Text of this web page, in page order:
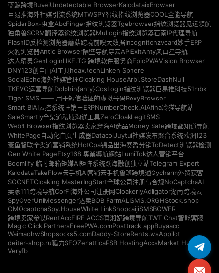
蓝鲸跨境BuveiUndetectable BrowserKalodataixBrowser
巨易推海外社媒引流系统MTWSPY智纹指纹浏览器COOL全能导航
SpiderBox-虫盒AbcFinger指纹浏览器Tgebrowser指纹浏览器见远领航
独角兽SCRM翻译器途纹浏览器MuLogin指纹浏览器石南IP代理导航
FlashID反检测浏览器蘑菇跨境前嗅大数据Incognitonzvcard妙手ERP
火豹浏览器Antic Browser隔壁导航穿云APIExitAnty风口星导航
达人精灵GenLoginLIKE.TG 跨境软件服务商EpicPWAVision Browser
DNY123创自由AI工具hoax.techLinken Sphere
SocialEcho海外社媒管理Cloaking HouseArbi.StoreDashNull
TKEVO运营导航Dolphin{anty}CosLogin指纹浏览器巨易推科技51mbk
Tiger SMS —— 用于短信验证的虚拟号码RoxyBrowser
Smart BIAI云控系统旺销王ERPNumberCheck.AIAfina冷猫导航站
SaleSmartly全渠道私域沟通工具ZeroCloakLegitSMS
Web4 Browser指纹浏览器卖家穿海AI选品Money Safe跨境都知道导航
WhitePage自动化白页生成器DatacolJuytui社媒发布聚合系统欧洲123
寰鱼智联全渠道营销系统HotCpa锦品出海赛盈分销ToDetect浏览器检测
Gen White PageEtsy168 專業導航網站LumiTok达人营销平台
Boomlify 临时邮箱矩媒AI矩阵系统跃海融创独立站Telegram Expert
KalodataTakeFlow云手机AI营销云手机鲁班跨境通Gycharm外贸获客
SOCNETCloaking MasterIngStart全球公司注册与合规NoCaptchaAI
卖家111跨境导航CorFi海外公司注册网CloakerlyAdligator湖南跨境云
SpyOverUniMessenger达卖BOB FarmALISMS.ORGHStock.shop
OMOcaptchaSpy.HouseWhite LinkShopcaijiSMSBOWER
跨境卖家参谋RentAccFIRE ACCS喜湘妃跨境导航TWT Chat智能客服
Magic Click PartnersFreePWA.comPosttrack appBuyaacc
WaimaohwShopsocks5.comDaddy-StoreRents.wsAppilot
deiter-shop.ru狐力SEOZenatticaPSB HostingAccsMarket Hub
Veryfb